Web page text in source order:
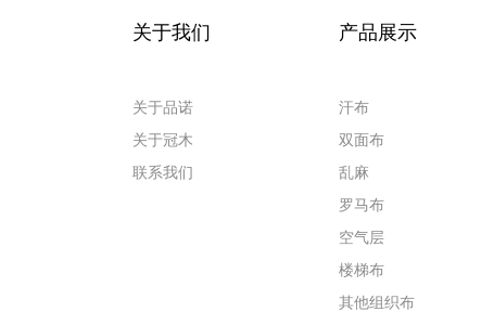
关于我们
关于品诺
关于冠木
联系我们
产品展示
汗布
双面布
乱麻
罗马布
空气层
楼梯布
其他组织布